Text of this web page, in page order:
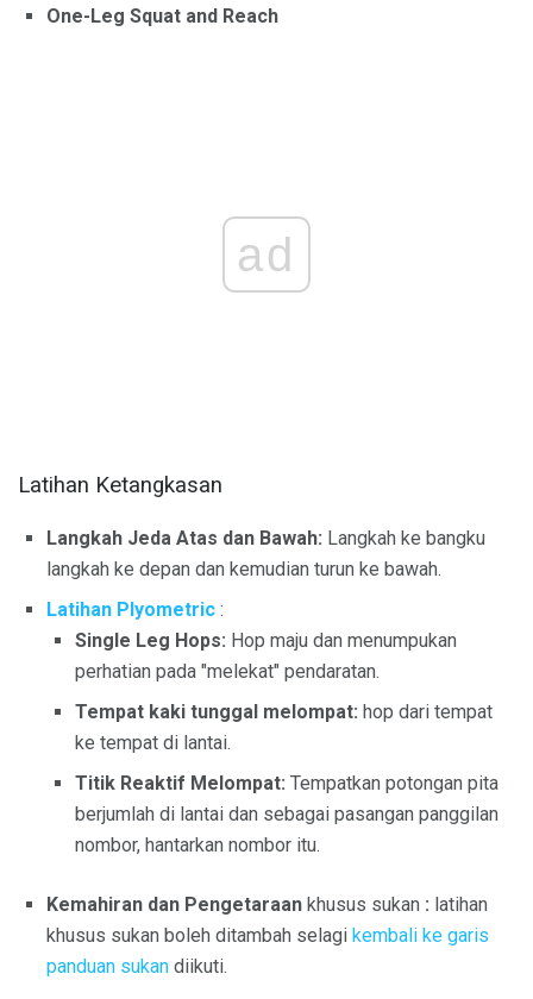
One-Leg Squat and Reach
ad
Latihan Ketangkasan
Langkah Jeda Atas dan Bawah: Langkah ke bangku
langkah ke depan dan kemudian turun ke bawah.
Latihan Plyometric :
Single Leg Hops: Hop maju dan menumpukan
perhatian pada "melekat" pendaratan.
Tempat kaki tunggal melompat: hop dari tempat
ke tempat di lantai.
Titik Reaktif Melompat: Tempatkan potongan pita
berjumlah di lantai dan sebagai pasangan panggilan
nombor, hantarkan nombor itu.
Kemahiran dan Pengetaraan khusus sukan : latihan
khusus sukan boleh ditambah selagi kembali ke garis
panduan sukan diikuti.